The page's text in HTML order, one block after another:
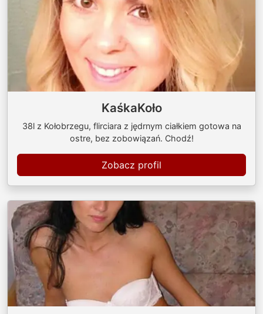
KaśkaKoło
38l z Kołobrzegu, flirciara z jędrnym ciałkiem gotowa na
ostre, bez zobowiązań. Chodź!
Zobacz profil